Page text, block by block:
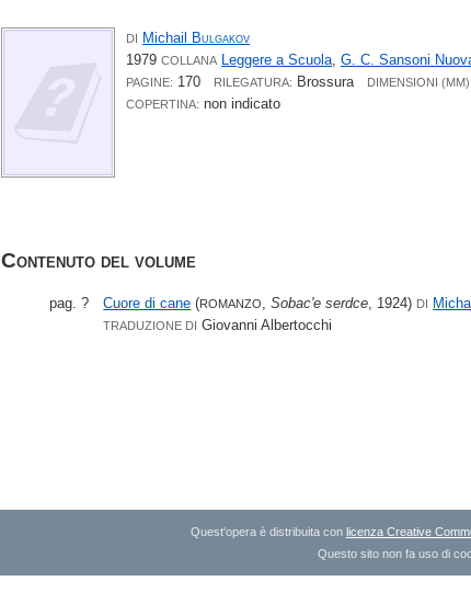
DI Michail
Bulgakov
1979 COLLANA Leggere a Scuola, G. C. Sansoni
PAGINE: 170 RILEGATURA: Brossura DIMENSIONI (MM):
COPERTINA: non indicato
Contenuto del volume
pag. ? Cuore di cane (ROMANZO ,Sobac'e serdce , 1924) DI
TRADUZIONE DI Giovanni Albertocchi
Quest'opera è distribuita con licenza Creative
Questo sito non fa uso di